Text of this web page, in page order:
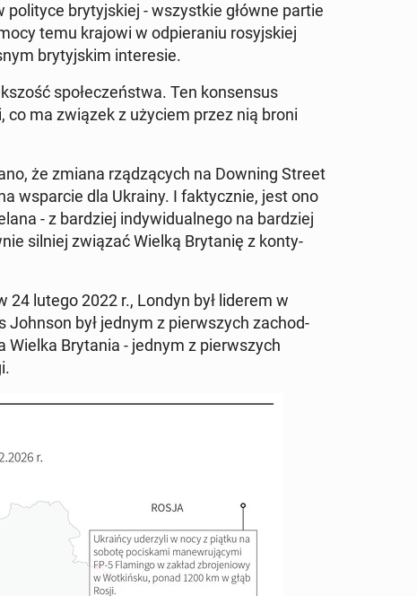
bry­tyj­skiej - wszyst­kie główne partie
temu krajowi w od­pie­ra­niu ro­syj­skiej
bry­tyj­skim in­te­re­sie.
spo­łe­czeń­stwa. Ten kon­sen­sus
ma związek z użyciem przez nią broni
że zmiana rzą­dzą­cych na Downing Street
wspar­cie dla Ukrainy. I fak­tycz­nie, jest ono
- z bar­dziej in­dy­wi­du­al­ne­go na bar­dziej
silniej związać Wielką Bry­ta­nię z kon­ty­
24 lutego 2022 r., Londyn był liderem w
Johnson był jednym z pierw­szych za­chod­
Bry­ta­nia - jednym z pierw­szych